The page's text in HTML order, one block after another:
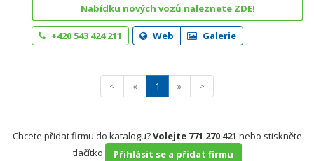
Nabídku nových vozů naleznete ZDE!
+420 543 424 211 Web Galerie
< « 1 » >
Chcete přidat firmu do katalogu?Volejte 771 270 421 nebo stiskněte
tlačítko
Přihlásit se a přidat firmu